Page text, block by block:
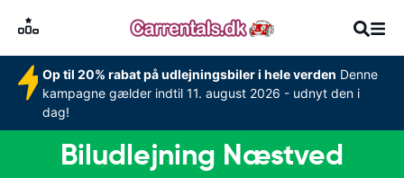
Op til 20% rabat på udlejningsbiler i hele verden Denne
kampagne gælder indtil 11. august 2026 - udnyt den i
dag!
Biludlejning Næstved